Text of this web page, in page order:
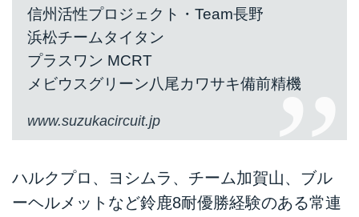
信州活性プロジェクト・Team長野
浜松チームタイタン
プラスワン MCRT
メビウスグリーン八尾カワサキ備前精機
www.suzukacircuit.jp
ハルクプロ、ヨシムラ、チーム加賀山、ブル
ーヘルメットなど鈴鹿8耐優勝経験のある常連